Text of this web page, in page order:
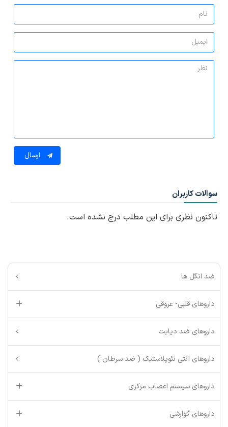
ارسال
سوالات کاربران
تاکنون نظری برای این مطلب درج نشده است.
ضد انگل ها
داروهای قلبی- عروقی
داروهای ضد دیابت
داروهای آنتی نئوپلاستیک ( ضد سرطان )
داروهای سیستم اعصاب مرکزی
داروهای گوارشی